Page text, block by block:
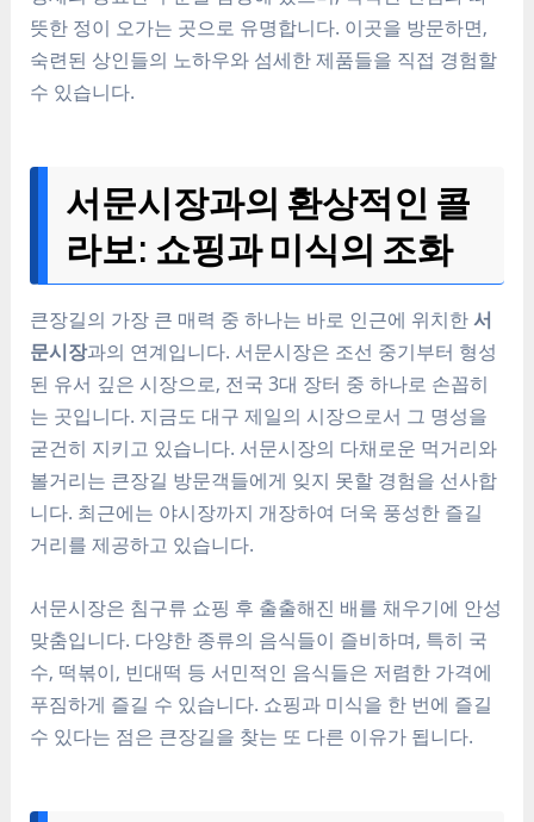
뜻한 정이 오가는 곳으로 유명합니다. 이곳을 방문하면,
숙련된 상인들의 노하우와 섬세한 제품들을 직접 경험할
수 있습니다.
서문시장과의 환상적인 콜
라보: 쇼핑과 미식의 조화
큰장길의 가장 큰 매력 중 하나는 바로 인근에 위치한서
문시장과의 연계입니다. 서문시장은 조선 중기부터 형성
된 유서 깊은 시장으로, 전국 3대 장터 중 하나로 손꼽히
는 곳입니다. 지금도 대구 제일의 시장으로서 그 명성을
굳건히 지키고 있습니다. 서문시장의 다채로운 먹거리와
볼거리는 큰장길 방문객들에게 잊지 못할 경험을 선사합
니다. 최근에는 야시장까지 개장하여 더욱 풍성한 즐길
거리를 제공하고 있습니다.
서문시장은 침구류 쇼핑 후 출출해진 배를 채우기에 안성
맞춤입니다. 다양한 종류의 음식들이 즐비하며, 특히 국
수, 떡볶이, 빈대떡 등 서민적인 음식들은 저렴한 가격에
푸짐하게 즐길 수 있습니다. 쇼핑과 미식을 한 번에 즐길
수 있다는 점은 큰장길을 찾는 또 다른 이유가 됩니다.